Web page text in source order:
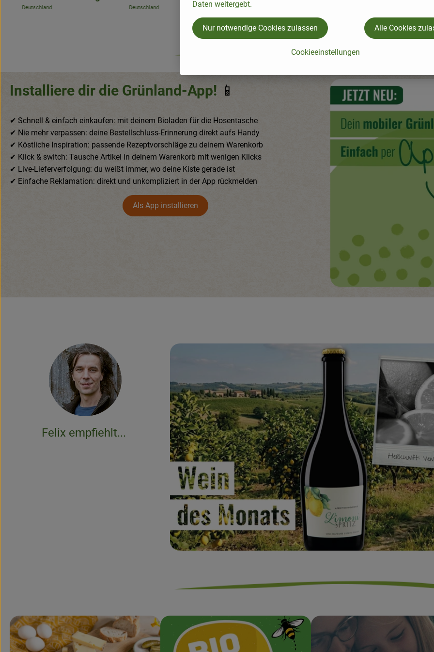
, Herkunft:
Deutschland
Mix'n'Match
Deutschland
, Herkunft:
Deutschland
Installiere dir die Grünland-App! 📱
✔ Schnell & einfach einkaufen: mit deinem Bioladen für die Hosentasche
✔ Nie mehr verpassen: deine Bestellschluss-Erinnerung direkt aufs Handy
✔ Köstliche Inspiration: passende Rezeptvorschläge zu deinem Warenkorb
✔ Klick & switch: Tausche Artikel in deinem Warenkorb mit wenigen Klicks
✔ Live-Lieferverfolgung: du weißt immer, wo deine Kiste gerade ist
✔ Einfache Reklamation: direkt und unkompliziert in der App rückmelden
Als App installieren
Felix empfiehlt...
Daten weitergebt.
Cookieeinstellungen
Nur notwendige Cookies zulassen Alle Cookies